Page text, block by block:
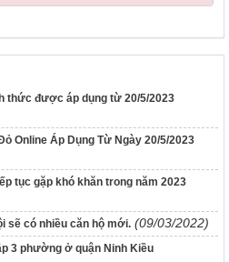
thức được áp dụng từ 20/5/2023
Online Áp Dụng Từ Ngày 20/5/2023
tục gặp khó khăn trong năm 2023
sẽ có nhiều căn hộ mới. (09/03/2022)
3 phường ở quận Ninh Kiều